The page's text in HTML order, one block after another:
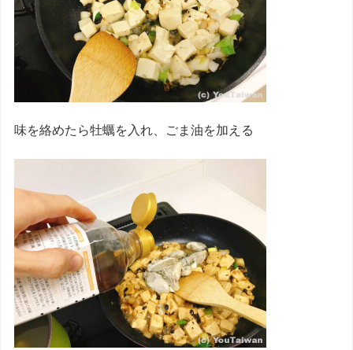
味を絡めたら牡蠣を入れ、ごま油を加える